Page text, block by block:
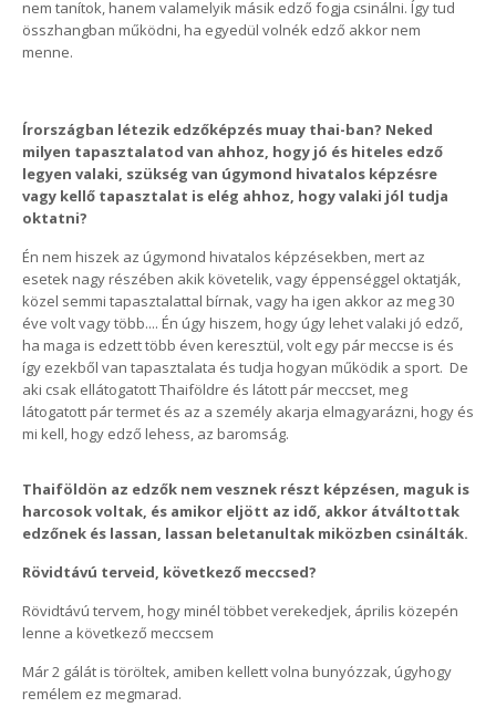
nem tanítok, hanem valamelyik másik edző fogja csinálni. Így tud
összhangban működni, ha egyedül volnék edző akkor nem
menne.
Írországban létezik edzőképzés muay thai-ban? Neked
milyen tapasztalatod van ahhoz, hogy jó és hiteles edző
legyen valaki, szükség van úgymond hivatalos képzésre
vagy kellő tapasztalat is elég ahhoz, hogy valaki jól tudja
oktatni?
Én nem hiszek az úgymond hivatalos képzésekben, mert az
esetek nagy részében akik követelik, vagy éppenséggel oktatják,
közel semmi tapasztalattal bírnak, vagy ha igen akkor az meg 30
éve volt vagy több.... Én úgy hiszem, hogy úgy lehet valaki jó edző,
ha maga is edzett több éven keresztül, volt egy pár meccse is és
így ezekből van tapasztalata és tudja hogyan működik a sport. De
aki csak ellátogatott Thaiföldre és látott pár meccset, meg
látogatott pár termet és az a személy akarja elmagyarázni, hogy és
mi kell, hogy edző lehess, az baromság.
Thaiföldön az edzők nem vesznek részt képzésen, maguk is
harcosok voltak, és amikor eljött az idő, akkor átváltottak
edzőnek és lassan, lassan beletanultak miközben csinálták.
Rövidtávú terveid, következő meccsed?
Rövidtávú tervem, hogy minél többet verekedjek, április közepén
lenne a következő meccsem
Már 2 gálát is töröltek, amiben kellett volna bunyózzak, úgyhogy
remélem ez megmarad.